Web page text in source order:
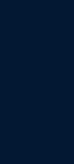
Die Rezeption